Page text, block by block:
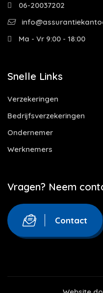
06-20037202
Ma - Vr 9:00 - 18:00
Snelle Links
Verzekeringen
Bedrijfsverzekeringen
Ondernemer
Werknemers
Vragen? Neem
Contact